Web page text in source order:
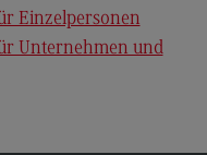
Einzelpersonen
Unternehmen und